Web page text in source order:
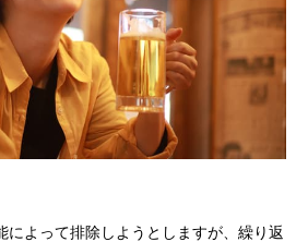
によって排除しようとしますが、繰り返